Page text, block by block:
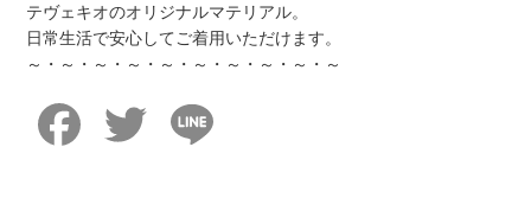
テヴェキオのオリジナルマテリアル。
日常生活で安心してご着用いただけます。
～・～・～・～・～・～・～・～・～・～
Facebook Twitter